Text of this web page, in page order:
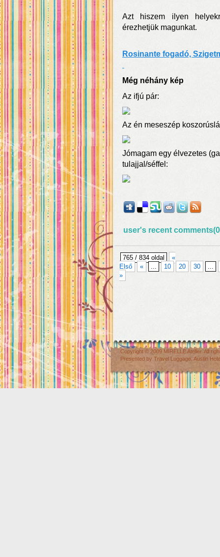
Azt hiszem ilyen
érezhetjük magunkat.
Rosinante fogadó,
Még néhány kép
Az ifjú pár:
Az én meseszép
Jómagam egy élvezetes
tulajjal/séffel:
user's recent
765 / 834 oldal
«
Első
« ... 10 20 30
...
»
Copyright © 2009 MIRELLE Atelier. All
Presented by Travel Luggage Austin